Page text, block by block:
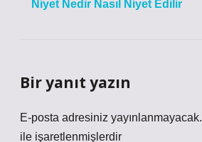
Niyet Nedir Nasıl Niyet Edilir
Bir yanıt yazın
E-posta adresiniz yayınlanmayacak.
ile işaretlenmişlerdir